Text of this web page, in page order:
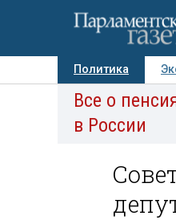
Политика
Авторы
Все о
в России